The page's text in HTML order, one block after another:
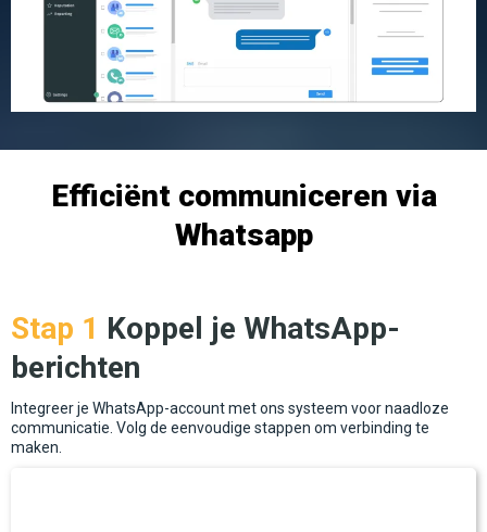
Efficiënt communiceren via
Whatsapp
Stap 1 Koppel je WhatsApp-
berichten
Integreer je WhatsApp-account met ons systeem voor naadloze
communicatie. Volg de eenvoudige stappen om verbinding te
maken.